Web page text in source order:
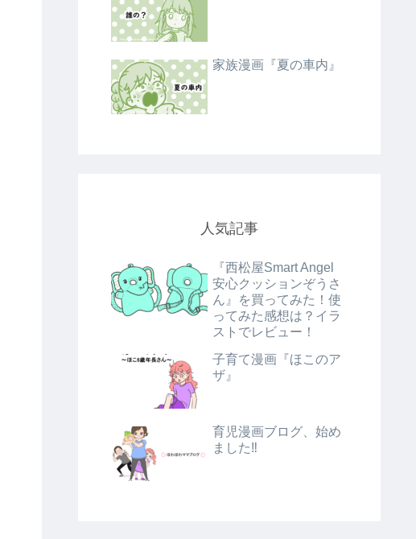
家族漫画『夏の車内』
人気記事
『西松屋Smart Angel
安心クッションぞうさ
ん』を買ってみた！使
ってみた感想は？イラ
ストでレビュー！
子育て漫画『ほこのア
ザ』
育児漫画ブログ、始め
ました‼